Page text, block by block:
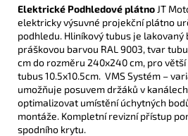
Elektrické Podhledové plátno JT
elektricky výsuvné projekční plátno
podhledu. Hliníkový tubus je
práškovou barvou RAL 9003, tvar
cm do rozměru 240x240 cm, pro
tubus 10.5x10.5cm. VMS Systém –
umožňuje posuvem držáků v
optimalizovat umístění úchytných
montáže. Kompletní revizní přístup
spodního krytu.